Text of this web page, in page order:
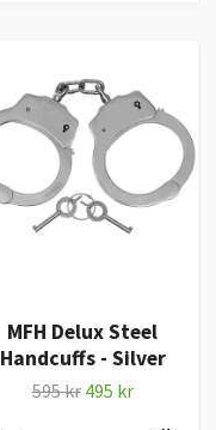
MFH Delux Steel
Handcuffs - Silver
595 kr 495 kr